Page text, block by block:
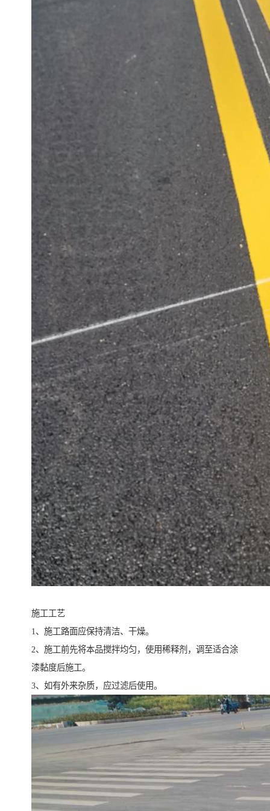
施工工艺
1、施工路面应保持清洁、干燥。
2、施工前先将本品搅拌均匀，使用稀释剂，调至适合涂
漆黏度后施工。
3、如有外来杂质，应过滤后使用。